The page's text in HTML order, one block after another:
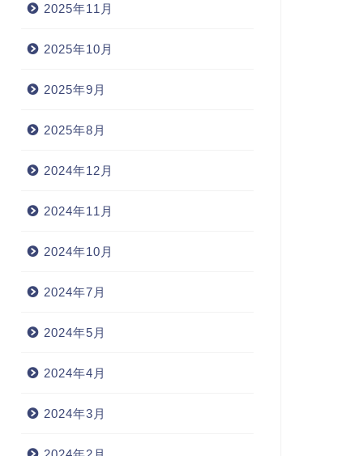
2025年11月
2025年10月
2025年9月
2025年8月
2024年12月
2024年11月
2024年10月
2024年7月
2024年5月
2024年4月
2024年3月